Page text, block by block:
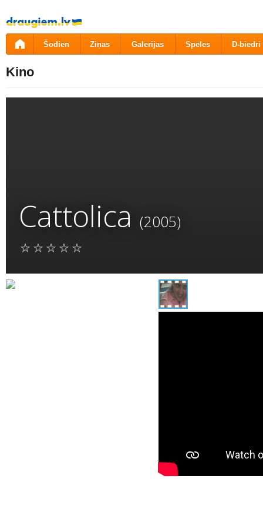
Pāriet
uz
saturu
Šodien Ziņas Galerijas Spēles D-biedri
Kino
Cattolica (2005)